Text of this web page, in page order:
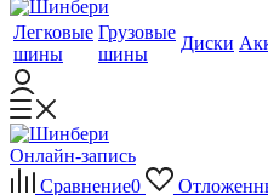
Легковые
шины
Грузовые
шины
Диски
Онлайн-запись
Сравнение0